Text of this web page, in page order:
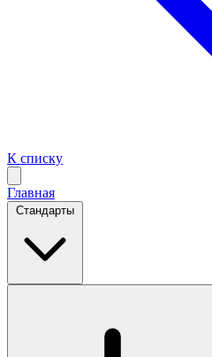
К списку
Главная
Стандарты